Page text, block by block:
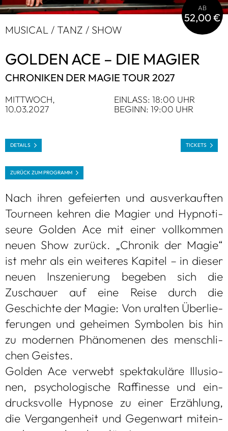
MUSI­CAL / TANZ / SHOW
GOL­DEN ACE – DIE MAGIER
CHRO­NI­KEN DER MAGIE TOUR 2027
MITT­WOCH,
10.03.2027
EIN­LASS: 18:00 UHR
BEGINN: 19:00 UHR
AB
52,00 €
DETAILS
ZURÜCK ZUM PRO­GRAMM
TICKETS
Nach ihren gefei­er­ten und aus­ver­kauf­ten
Tour­neen keh­ren die Magier und Hyp­no­ti­
seure Gol­den Ace mit einer voll­kom­men
neuen Show zurück. „Chro­nik der Magie“
ist mehr als ein wei­te­res Kapi­tel – in die­ser
neuen Insze­nie­rung bege­ben sich die
Zuschauer auf eine Reise durch die
Geschichte der Magie: Von uralten Über­lie­
fe­run­gen und gehei­men Sym­bo­len bis hin
zu moder­nen Phä­no­me­nen des mensch­li­
chen Geis­tes.
Gol­den Ace ver­webt spek­ta­ku­läre Illu­sio­
nen, psy­cho­lo­gi­sche Raf­fi­nesse und ein­
drucks­volle Hyp­nose zu einer Erzäh­lung,
die Ver­gan­gen­heit und Gegen­wart mit­ein­